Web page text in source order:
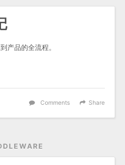
产品的全流程。
Share
Comments